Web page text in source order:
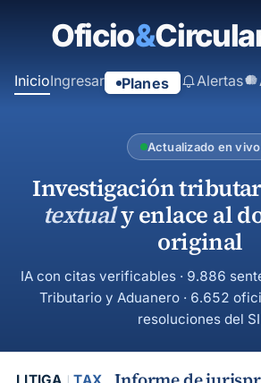
principal
InicioIngresar Planes Alertas
Actualizado en vivo
Investigación
textualy enlace al
original
IA con citas verificables · 9.886
Tributario y Aduanero · 6.652
resoluciones del